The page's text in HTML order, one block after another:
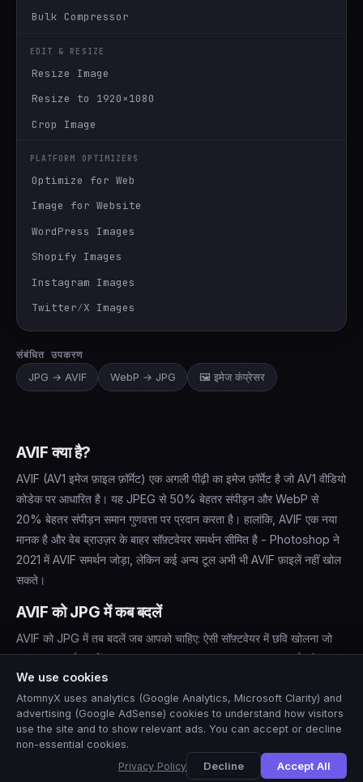
Bulk Compressor
EDIT & RESIZE
Resize Image
Resize to 1920×1080
Crop Image
PLATFORM OPTIMIZERS
Optimize for Web
Image for Website
WordPress Images
Shopify Images
Instagram Images
Twitter∕X Images
संबंधित उपकरण
JPG → AVIF
WebP → JPG 🖼️ इमेज कंप्रेसर
AVIF क्या है?
AVIF (AV1 इमेज फ़ाइल फ़ॉर्मेट) एक अगली पीढ़ी का इमेज फ़ॉर्मेट है जो AV1 वीडियो
कोडेक पर आधारित है। यह JPEG से 50% बेहतर संपीड़न और WebP से
20% बेहतर संपीड़न समान गुणवत्ता पर प्रदान करता है। हालांकि, AVIF एक नया
मानक है और वेब ब्राउज़र के बाहर सॉफ़्टवेयर समर्थन सीमित है - Photoshop ने
2021 में AVIF समर्थन जोड़ा, लेकिन कई अन्य टूल अभी भी AVIF फ़ाइलें नहीं खोल
सकते।
AVIF को JPG में कब बदलें
AVIF को JPG में तब बदलें जब आपको चाहिए: ऐसी सॉफ़्टवेयर में छवि खोलना जो
AVIF का समर्थन नहीं करता (पुराना Photoshop, Lightroom, कई इमेज
व्यूअर), ईमेल या मैसेजिंग ऐप्स के माध्यम से साझा करना, उन प्लेटफ़ॉर्म पर अपलोड
करना जो AVIF स्वीकार नहीं करते, या ऐसे लैब में प्रिंट करना जो JPEG इनपुट
मांगता है।
AVIF इनपुट के लिए ब्राउज़र आवश्यकताएँ
AVIF डिकोडिंग के लिए Chrome 85+ या Firefox 93+ या Safari 16+
We use cookies
AtomnyX uses analytics (Google Analytics, Microsoft Clarity) and
advertising (Google AdSense) cookies to understand how visitors
use the site and to show relevant ads. You can accept or decline
non-essential cookies.
Privacy Policy
Decline Accept All
View this site in English Yes No, thanks